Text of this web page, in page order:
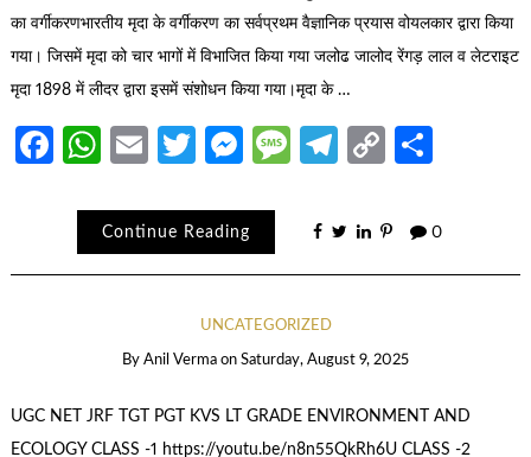
का वर्गीकरणभारतीय मृदा के वर्गीकरण का सर्वप्रथम वैज्ञानिक प्रयास वोयलकार द्वारा किया
गया। जिसमें मृदा को चार भागों में विभाजित किया गया जलोढ जालोद रेंगड़ लाल व लेटराइट
मृदा 1898 में लीदर द्वारा इसमें संशोधन किया गया।मृदा के …
Facebook
WhatsApp
EmailTwitter
Messenger
Message
Telegram
Copy
Continue Reading 0
UNCATEGORIZED
By Anil Verma on Saturday, August 9, 2025
UGC NET JRF TGT PGT KVS LT GRADE ENVIRONMENT AND
ECOLOGY CLASS -1 https://youtu.be/n8n55QkRh6U CLASS -2